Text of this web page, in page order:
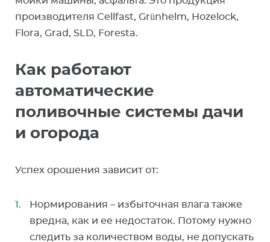
производителя Cellfast, Grünhelm, Hozelock,
Flora, Grad, SLD, Foresta.
Как работают
автоматические
поливочные системы дачи
и огорода
Успех орошения зависит от:
Нормирования – избыточная влага также
вредна, как и ее недостаток. Потому нужно
следить за количеством воды, не допускать